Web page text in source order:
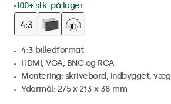
100+ stk. på lager
4:3 billedformat
HDMI, VGA, BNC og RCA
Montering: skrivebord, indbygget, væg
Ydermål: 275 x 213 x 38 mm